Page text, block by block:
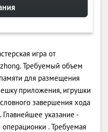
игра от
Требуемый объем
для размещения
приложения, игрушки
завершения хода
указание -
. Требуемая